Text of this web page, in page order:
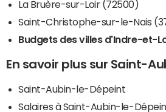
La Bruère-sur-Loir (72500)
Saint-Christophe-sur-le-Nais
Budgets des villes d'Indre-et-
En savoir plus sur Saint-
Saint-Aubin-le-Dépeint
Salaires à Saint-Aubin-le-